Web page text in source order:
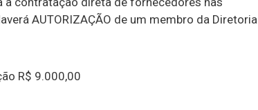
AUTORIZAÇÃO de um membro da Diretoria
R$ 9.000,00